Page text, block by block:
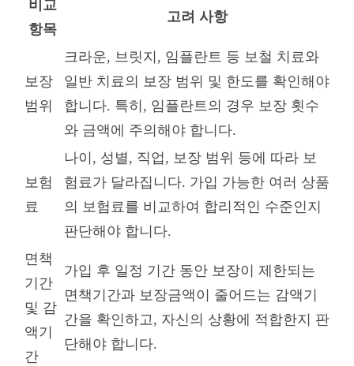
비교
항목
고려 사항
보장
범위
크라운, 브릿지, 임플란트 등 보철 치료와
일반 치료의 보장 범위 및 한도를 확인해야
합니다. 특히, 임플란트의 경우 보장 횟수
와 금액에 주의해야 합니다.
보험
료
나이, 성별, 직업, 보장 범위 등에 따라 보
험료가 달라집니다. 가입 가능한 여러 상품
의 보험료를 비교하여 합리적인 수준인지
판단해야 합니다.
면책
기간
및 감
액기
간
가입 후 일정 기간 동안 보장이 제한되는
면책기간과 보장금액이 줄어드는 감액기
간을 확인하고, 자신의 상황에 적합한지 판
단해야 합니다.